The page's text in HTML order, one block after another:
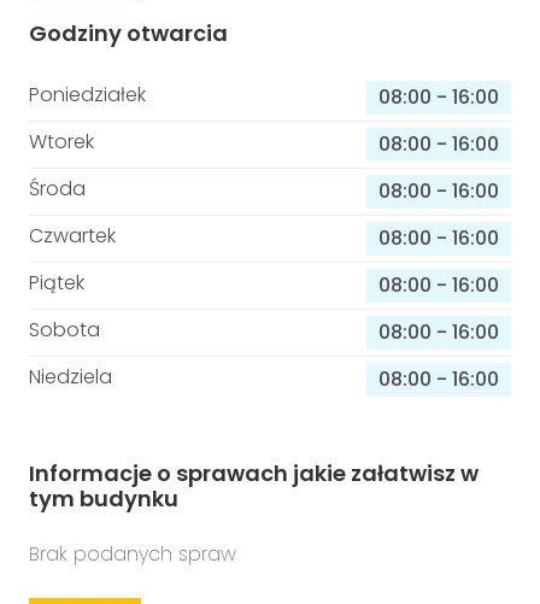
Godziny otwarcia
Poniedziałek 08:00 - 16:00
Wtorek
08:00 - 16:00
Środa
08:00 - 16:00
Czwartek
08:00 - 16:00
Piątek
08:00 - 16:00
Sobota
08:00 - 16:00
Niedziela
08:00 - 16:00
Informacje o sprawach jakie załatwisz w
tym budynku
Brak podanych spraw